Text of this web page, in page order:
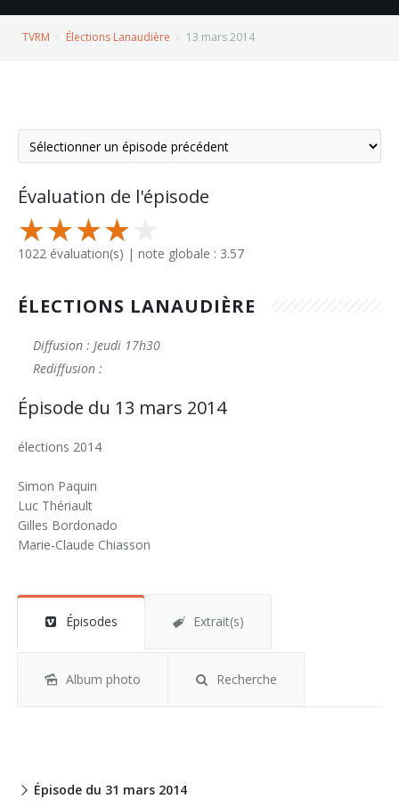
TVRM Élections Lanaudière 13 mars 2014
Évaluation de l'épisode
1022 évaluation(s) | note globale : 3.57
ÉLECTIONS LANAUDIÈRE
Diffusion : Jeudi 17h30
Rediffusion :
Épisode du 13 mars 2014
élections 2014
Simon Paquin
Luc Thériault
Gilles Bordonado
Marie-Claude Chiasson
Épisodes Extrait(s)
Album photo Recherche
Épisode du 31 mars 2014